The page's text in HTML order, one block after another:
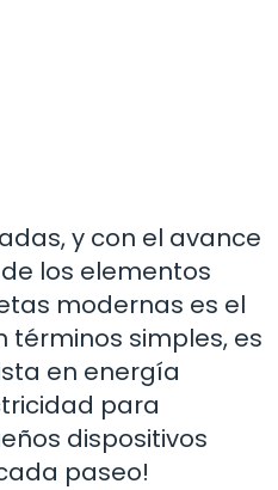
y con el avance
los elementos
modernas es el
términos simples, es
en energía
para
dispositivos
paseo!